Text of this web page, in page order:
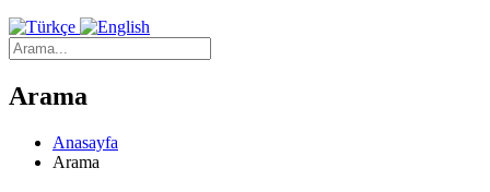
Arama
Anasayfa
Arama